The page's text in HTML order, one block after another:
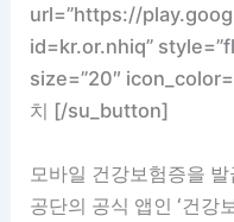
url=”https://
id=kr.or.nhiq”
size=”20″
치 [/su_button]
모바일 건강보험증을
공단의 공식 앱인 ‘건강